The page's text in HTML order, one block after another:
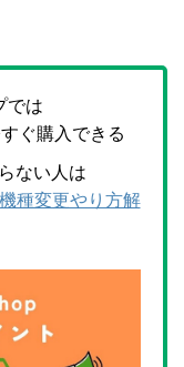
では
ぐ購入できる
ない人は
種変更やり方解